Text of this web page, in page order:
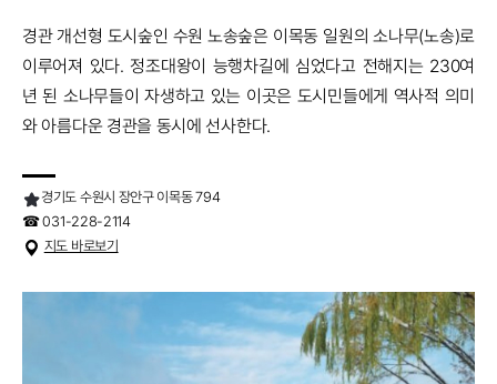
경관 개선형 도시숲인 수원 노송숲은 이목동 일원의 소나무(노송)로
이루어져 있다. 정조대왕이 능행차길에 심었다고 전해지는 230여
년 된 소나무들이 자생하고 있는 이곳은 도시민들에게 역사적 의미
와 아름다운 경관을 동시에 선사한다.
경기도 수원시 장안구 이목동 794
☎ 031-228-2114
지도 바로보기